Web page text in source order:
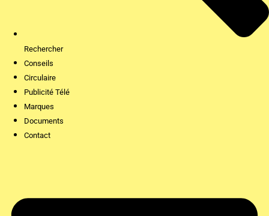
Rechercher
Conseils
Circulaire
Publicité Télé
Marques
Documents
Contact